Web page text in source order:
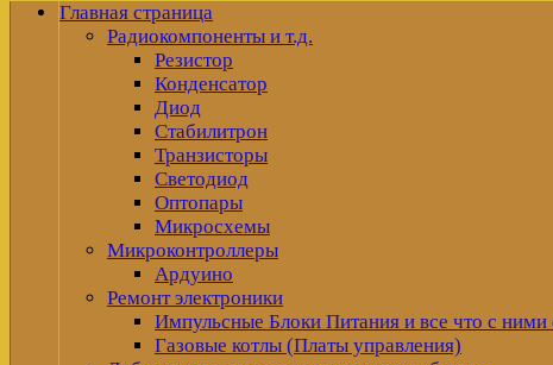
Главная страница
Радиокомпоненты и т.д.
Резистор
Конденсатор
Диод
Стабилитрон
Транзисторы
Светодиод
Оптопары
Микросхемы
Микроконтроллеры
Ардуино
Ремонт электроники
Импульсные Блоки Питания и все что с ними
Газовые котлы (Платы управления)